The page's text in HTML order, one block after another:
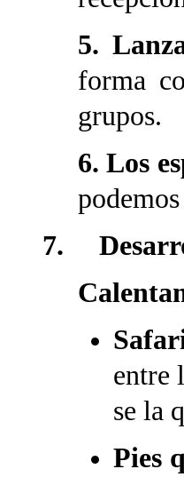
5.
forma
grupos.
6. Los
7.
entre
se la
Pies